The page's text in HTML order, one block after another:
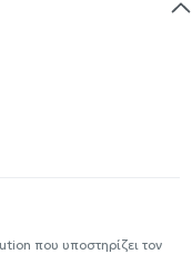
που υποστηρίζει τον